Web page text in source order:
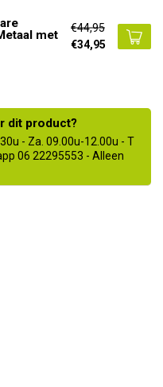
met
€44,95
€34,95
dit product?
- Za. 09.00u-12.00u - T
06 22295553 - Alleen